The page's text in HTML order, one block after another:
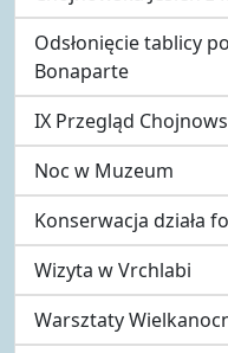
Odsłonięcie tablicy
Bonaparte
IX Przegląd
Noc w Muzeum
Konserwacja działa
Wizyta w Vrchlabi
Warsztaty